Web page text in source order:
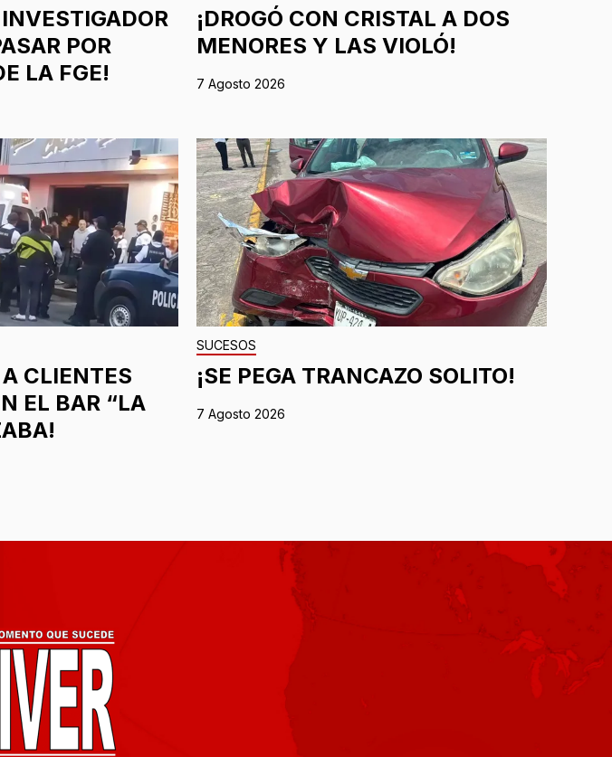
POR
LA FGE!
¡DROGÓ CON CRISTAL A DOS
MENORES Y LAS VIOLÓ!
7 Agosto 2026
CLIENTES
EL BAR “LA
SUCESOS
¡SE PEGA TRANCAZO SOLITO!
7 Agosto 2026